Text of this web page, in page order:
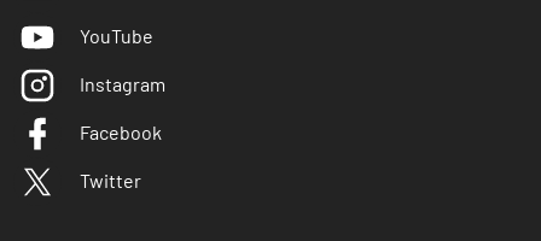
YouTube
Instagram
Facebook
Twitter